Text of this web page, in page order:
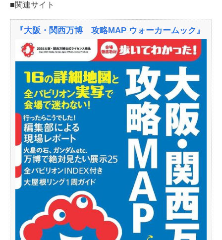
■関連サイト
『大阪・関西万博 攻略MAP ウォーカームック』